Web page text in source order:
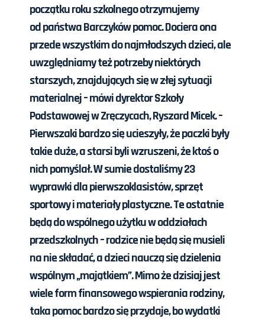
początku roku szkolnego otrzymujemy
odpaństwa Barczykówpomoc. Dociera ona
przede wszystkim do najmłodszych dzieci, ale
uwzględniamy też potrzeby niektórych
starszych, znajdujących się w złej sytuacji
materialnej – mówi dyrektorSzkoły
Podstawowejw Zręczycach, Ryszard Micek. –
Pierwszaki bardzo się ucieszyły, że paczki były
takie duże, a starsi byli wzruszeni, że ktoś o
nich pomyślał. W sumie dostaliśmy 23
wyprawki dla pierwszoklasistów, sprzęt
sportowy i materiały plastyczne. Te ostatnie
będą do wspólnego użytku w oddziałach
przedszkolnych – rodzice nie będą się musieli
na nie składać, a dzieci nauczą się dzielenia
wspólnym „majątkiem”. Mimo że dzisiaj jest
wiele form finansowego wspierania rodziny,
taka pomoc bardzo się przydaje, bo wydatki